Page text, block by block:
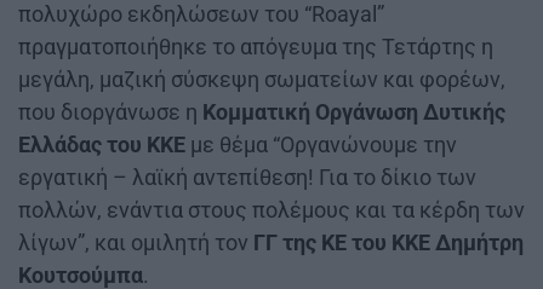
πολυχώρο εκδηλώσεων του “Roayal”
πραγματοποιήθηκε το απόγευμα της Τετάρτης η
μεγάλη, μαζική σύσκεψη σωματείων και φορέων,
που διοργάνωσε η Κομματική Οργάνωση Δυτικής
Ελλάδας του ΚΚΕ με θέμα “Οργανώνουμε την
εργατική – λαϊκή αντεπίθεση! Για το δίκιο των
πολλών, ενάντια στους πολέμους και τα κέρδη των
λίγων”, και ομιλητή τον ΓΓ της ΚΕ του ΚΚΕ Δημήτρη
Κουτσούμπα.